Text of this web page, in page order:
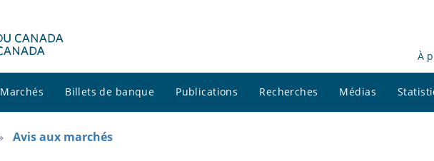
À
Marchés Billets de banque Publications Recherches Médias
Avis aux marchés